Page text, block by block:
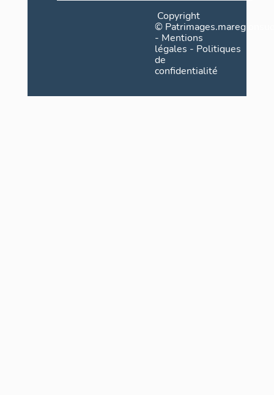
Copyright
©
- Mentions
légales - Politiques
de
confidentialité